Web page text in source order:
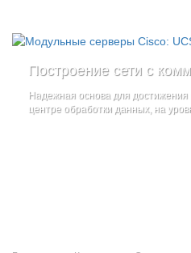
Построение сети с
Надежная основа для достижения
центре обработки данных, на
Стоечные серверы
Созданы для сокращения общей
повышение адаптивности Вашего
дополнительные